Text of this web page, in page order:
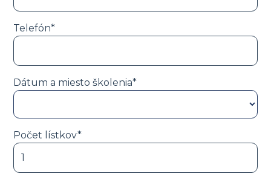
Telefón*
Dátum a miesto školenia*
Počet lístkov*